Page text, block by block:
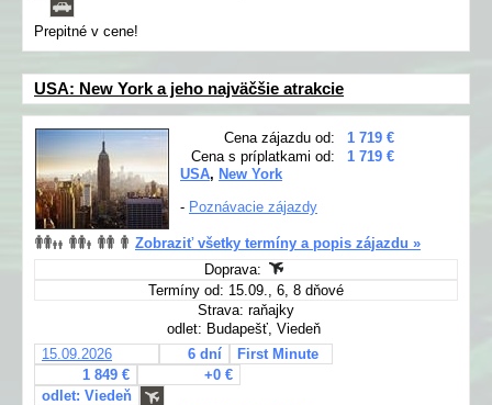
Prepitné v cene!
USA: New York a jeho najväčšie atrakcie
Cena zájazdu od:
1 719 €
Cena s príplatkami od:
1 719 €
USA, New York
- Poznávacie zájazdy
Zobraziť všetky termíny a popis zájazdu »
Doprava:
Termíny od: 15.09., 6, 8 dňové
Strava: raňajky
odlet: Budapešť, Viedeň
15.09.2026
6 dní
First Minute
1 849 €
+0 €
odlet: Viedeň